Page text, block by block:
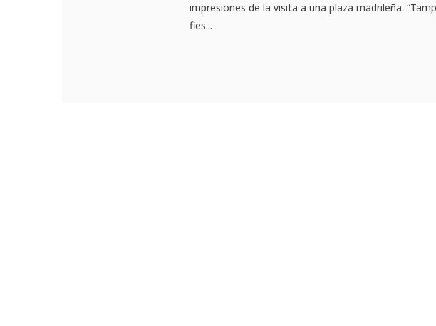
impresiones de la visita a una plaza madrileña.
fies...